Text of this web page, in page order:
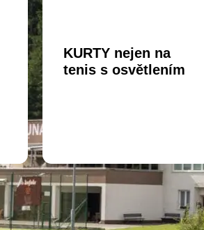
KURTY nejen na
tenis s osvětlením